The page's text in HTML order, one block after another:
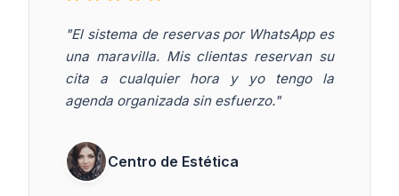
"El sistema de reservas por WhatsApp es
una maravilla. Mis clientas reservan su
cita a cualquier hora y yo tengo la
agenda organizada sin esfuerzo."
Centro de Estética